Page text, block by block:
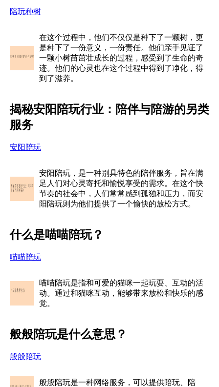
陪玩种树
在这个过程中，他们不仅仅是种下了一颗树，更
是种下了一份意义，一份责任。他们亲手见证了
一颗小树苗茁壮成长的过程，感受到了生命的奇
迹。他们的心灵也在这个过程中得到了净化，得
到了滋养。
揭秘安阳陪玩行业：陪伴与陪游的另类
服务
安阳陪玩
安阳陪玩，是一种别具特色的陪伴服务，旨在满
足人们对心灵寄托和愉悦享受的需求。在这个快
节奏的社会中，人们常常感到孤独和压力，而安
阳陪玩则为他们提供了一个愉快的放松方式。
什么是喵喵陪玩？
喵喵陪玩
喵喵陪玩是指和可爱的猫咪一起玩耍、互动的活
动。通过和猫咪互动，能够带来放松和快乐的感
觉。
般般陪玩是什么意思？
般般陪玩
般般陪玩是一种网络服务，可以提供陪玩、陪